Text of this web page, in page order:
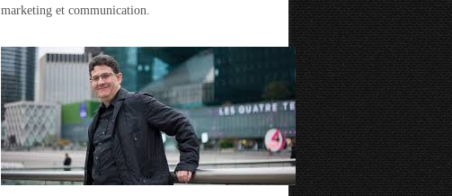
marketing et communication.